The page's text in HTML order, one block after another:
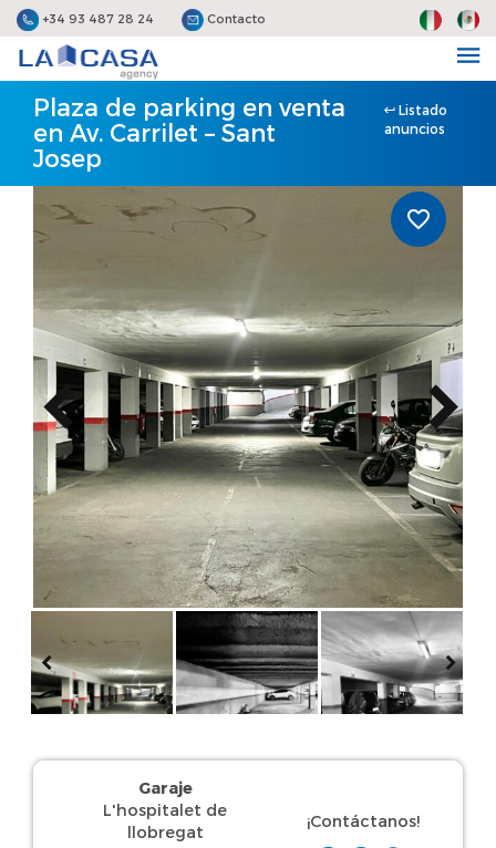
+34 93 487 28 24 Contacto
Plaza de parking en venta
en Av. Carrilet – Sant
Josep
Listado
anuncios
Garaje
L'hospitalet de
llobregat
¡Contáctanos!